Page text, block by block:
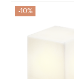
10%